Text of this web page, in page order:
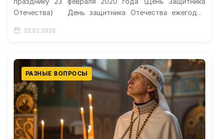
Отечества) День защитника Отечества ежегодно
22.02.2020
РАЗНЫЕ ВОПРОСЫ